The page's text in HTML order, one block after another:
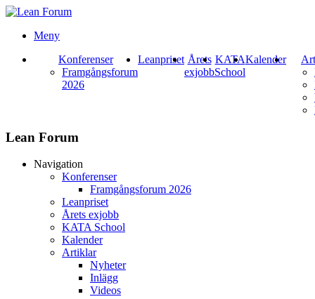
Meny
Konferenser
Framgångsforum
2026
Leanpriset Årets
exjobb
KATA
School
Kalender
Lean Forum
Navigation
Konferenser
Framgångsforum 2026
Leanpriset
Årets exjobb
KATA School
Kalender
Artiklar
Nyheter
Inlägg
Videos